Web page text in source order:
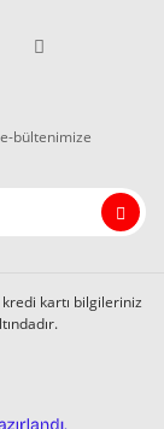
bültenimize
kartı bilgileriniz